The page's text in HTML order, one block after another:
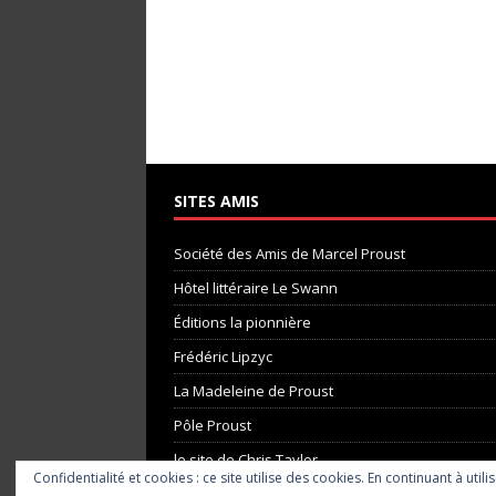
SITES AMIS
Société des Amis de Marcel Proust
Hôtel littéraire Le Swann
Éditions la pionnière
Frédéric Lipzyc
La Madeleine de Proust
Pôle Proust
le site de Chris Taylor
Confidentialité et cookies : ce site utilise des cookies. En continuant à